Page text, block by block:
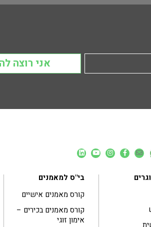
אני רוצה
בי"ס למאמנים
קורס מאמנים אישיים
קורס מאמנים בכירים –
אימון זוגי